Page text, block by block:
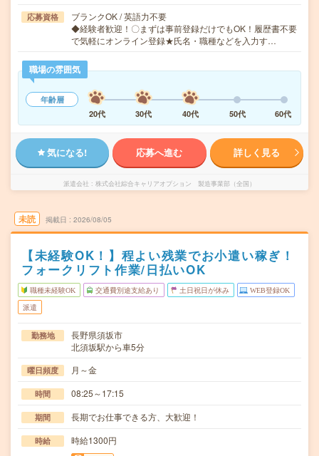
応募資格
ブランクOK / 英語力不要
◆経験者歓迎！〇まずは事前登録だけでもOK！履歴書不要
で気軽にオンライン登録★氏名・職種などを入力す…
職場の雰囲気
年齢層
20代
30代 40代 50代 60代
気になる! 応募へ進む 詳しく見る
派遣会社 株式会社綜合キャリアオプション 製造事業部（全国）
未読 掲載日 2026/08/05
【未経験OK！】程よい残業でお小遣い稼ぎ！
フォークリフト作業/日払いOK
職種未経験OK 交通費別途支給あり 土日祝日が休み WEB登録OK
派遣
勤務地
長野県須坂市
北須坂駅から車5分
曜日頻度 月～金
時間 08:25～17:15
期間 長期でお仕事できる方、大歓迎！
時給 時給1300円